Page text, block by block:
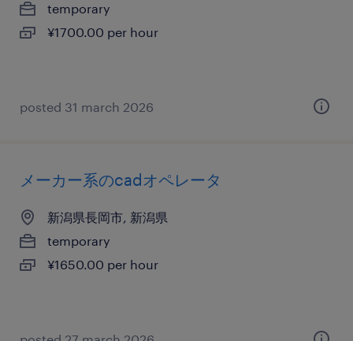
temporary
¥1700.00 per hour
posted 31 march 2026
メーカー系のcadオペレータ
新潟県長岡市, 新潟県
temporary
¥1650.00 per hour